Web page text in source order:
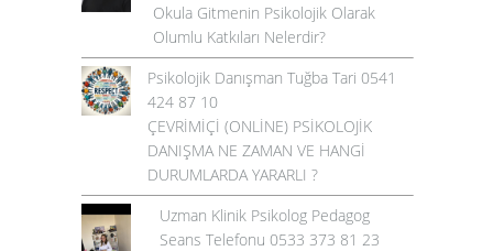
Okula Gitmenin Psikolojik Olarak
Olumlu Katkıları Nelerdir?
Psikolojik Danışman Tuğba Tari 0541
424 87 10
ÇEVRİMİÇİ (ONLİNE) PSİKOLOJİK
DANIŞMA NE ZAMAN VE HANGİ
DURUMLARDA YARARLI ?
Uzman Klinik Psikolog Pedagog
Seans Telefonu 0533 373 81 23